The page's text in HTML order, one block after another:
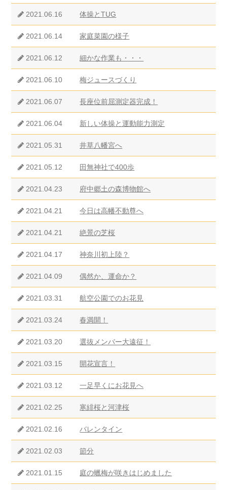
2021.06.16 体操とTUG
2021.06.14 家庭菜園の様子
2021.06.12 細かな作業も・・・
2021.06.10 梅ジュースづくり
2021.06.07 長座位前屈測定器完成！
2021.06.04 新しい体操と運動能力測定
2021.05.31 井草八幡宮へ
2021.05.12 田無神社で400歩
2021.04.23 府中郷土の森博物館へ
2021.04.21 今日は高幡不動尊へ
2021.04.21 絶景の芝桜
2021.04.17 神奈川初上陸？
2021.04.09 偶然か、運命か？
2021.03.31 航空公園でのお花見
2021.03.24 春満開！
2021.03.20 選抜メンバー大遠征！
2021.03.15 開花宣言！
2021.03.12 一足早くにお花見へ
2021.02.25 寒緋桜と河津桜
2021.02.16 バレンタイン
2021.02.03 節分
2021.01.15 庭の蠟梅が咲きはじめました